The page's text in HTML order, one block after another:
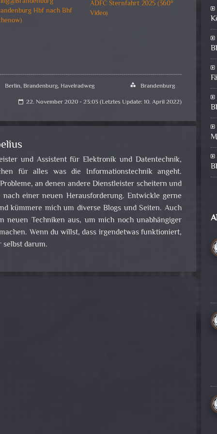
Hbf nach Bhf
ADFC Sternfahrt 2025 (360°
Video)
Berlin,Brandenburg,Havelradweg category Brandenburg
calendar_today 22. November 2020 - 23:03 (Letztes Update: 10. April 2022)
und Assistent für Elektronik und Datentechnik,
für alles was die Informationstechnik angeht.
an denen andere Dienstleister scheitern und
einer neuen Herausforderung. Entwickle gerne
kümmere mich um diverse Blogs und Seiten. Auch
neuen Techniken aus, um mich noch unabhängiger
Wenn du willst, dass irgendetwas funktioniert,
darum.